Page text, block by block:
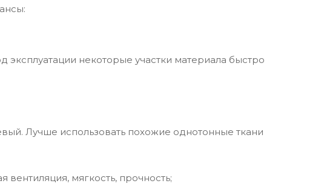
некоторые участки материала быстро
Лучше использовать похожие однотонные ткани
вентиляция, мягкость, прочность;